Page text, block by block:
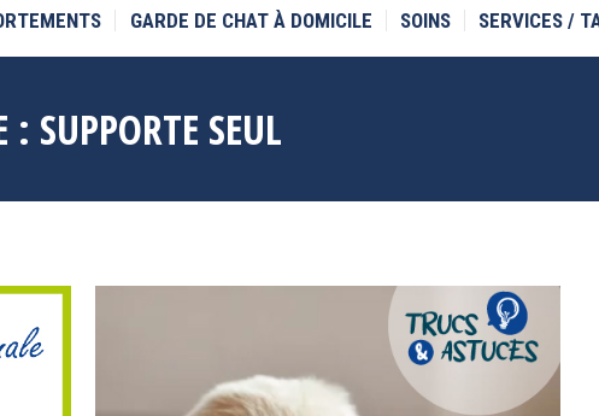
GARDE DE CHAT À DOMICILE SOINS SERVICES /
: SUPPORTE SEUL